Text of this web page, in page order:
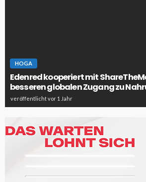
HOGA
Edenred kooperiert mit
besseren globalen Zugang zu
veröffentlicht vor 1 Jahr